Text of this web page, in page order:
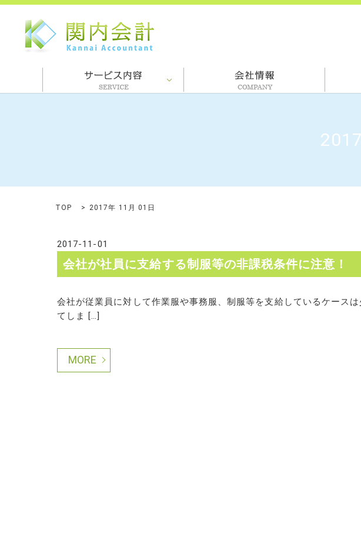
TOP 2017年 11月 01日
2017-11-01
会社が社員に支給する制服等の非課税条件に注意！
会社が従業員に対して作業服や事務服、制服等を支給しているケース
てしま […]
MORE